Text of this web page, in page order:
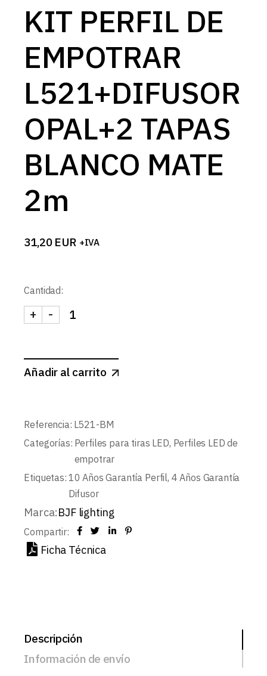
KIT PERFIL DE
EMPOTRAR
L521+DIFUSOR
OPAL+2 TAPAS
BLANCO MATE
2m
31,20 EUR +IVA
Cantidad:
KIT PERFIL DE EMPOTRAR L521+DIFUSOR
-
+
Añadir al carrito
Referencia: L521-BM
Categorías: Perfiles para tiras LED, Perfiles LED de
empotrar
Etiquetas: 10 Años Garantía Perfil, 4 Años Garantía
Difusor
Marca:BJF lighting
Compartir:
Ficha Técnica
Descripción
Información de envío